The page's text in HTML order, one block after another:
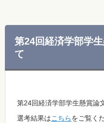
第24回経済学部学
て
第24回経済学部学生懸賞論
選考結果はこちらをご覧く